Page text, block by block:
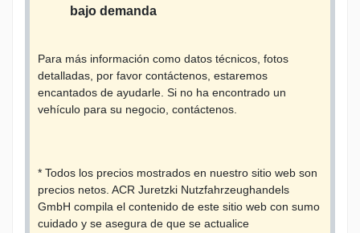
bajo demanda
Para más información como datos técnicos, fotos
detalladas, por favor contáctenos, estaremos
encantados de ayudarle. Si no ha encontrado un
vehículo para su negocio, contáctenos.
* Todos los precios mostrados en nuestro sitio web son
precios netos. ACR Juretzki Nutzfahrzeughandels
GmbH compila el contenido de este sitio web con sumo
cuidado y se asegura de que se actualice